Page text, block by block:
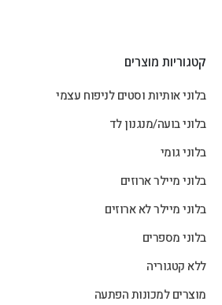
קטגוריות מוצרים
בלוני אותיות וסטים לניפוח עצמי
בלוני בועה/מנגנון לד
בלוני גומי
בלוני מיילר ארוזים
בלוני מיילר לא ארוזים
בלוני מספרים
ללא קטגוריה
מוצרים למכונות הפתעה